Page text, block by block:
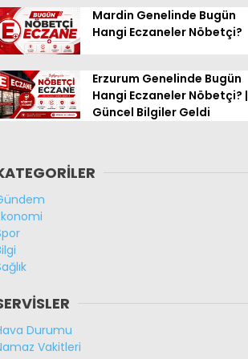
Mardin Genelinde Bugün
Hangi Eczaneler Nöbetçi?
Erzurum Genelinde Bugün
Hangi Eczaneler Nöbetçi? |
Güncel Bilgiler Geldi
Durumu
Vakitleri